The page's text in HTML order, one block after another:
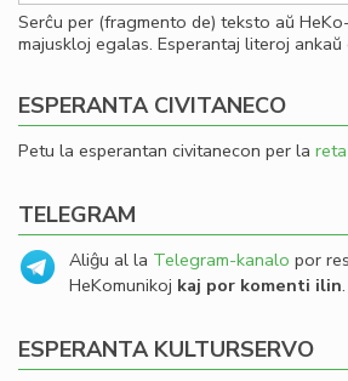
Serĉu per (fragmento de) teksto aŭ
majuskloj egalas. Esperantaj literoj
ESPERANTA CIVITANECO
Petu la esperantan civitanecon per la
TELEGRAM
Aliĝu al la Telegram-kanalo por
HeKomunikoj kaj por komenti ilin.
ESPERANTA KULTURSERVO